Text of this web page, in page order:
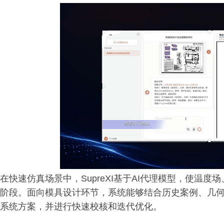
在快速仿真场景中，SupreXI基于AI代理模型，使温度
阶段。面向模具设计环节，系统能够结合历史案例、几
系统方案，并进行快速校核和迭代优化。